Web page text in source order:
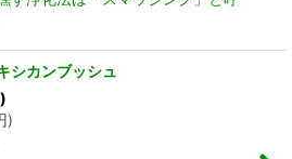
シカンブッシュ
)